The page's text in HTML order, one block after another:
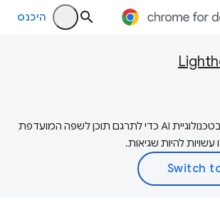
היכנס
‫Google משתמשת בטכנולוגיית AI כדי לתרגם תוכן לשפה המועדפת
להיות שגיאות.